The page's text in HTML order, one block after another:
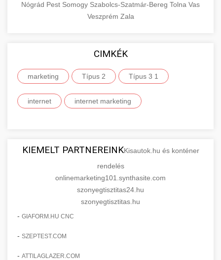
Nógrád Pest Somogy Szabolcs-Szatmár-Bereg Tolna Vas
Veszprém Zala
CIMKÉK
marketing Típus 2 Típus 3 1
internet internet marketing
KIEMELT PARTNEREINKKisautok.hu és konténer
rendelés
onlinemarketing101.synthasite.com
szonyegtisztitas24.hu
szonyegtisztitas.hu
- GIAFORM.HU CNC
- SZEPTEST.COM
- ATTILAGLAZER.COM